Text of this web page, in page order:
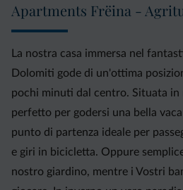
Apartments Frëina -
La nostra casa immersa nel
Dolomiti gode di un'ottima
pochi minuti dal centro. Situata in
perfetto per godersi una bella
punto di partenza ideale per
e giri in bicicletta. Oppure
nostro giardino, mentre i Vostri